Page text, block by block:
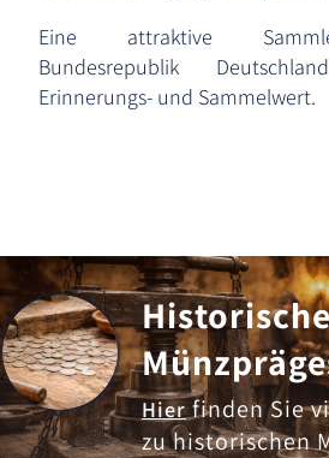
Eine attraktive
Bundesrepublik
Erinnerungs- und Sammelwert.
Hierfinden Sie
zu historischen